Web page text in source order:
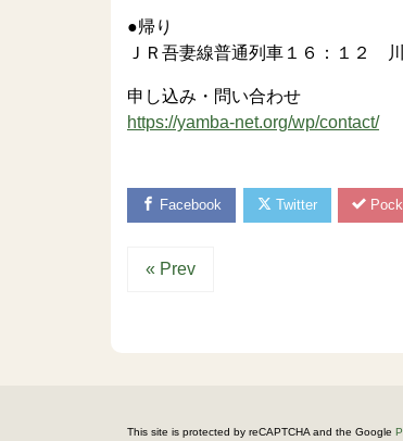
●帰り
ＪＲ吾妻線普通列車１６：１
申し込み・問い合わせ
https://yamba-net.org/wp/contact/
Facebook Twitter
« Prev
This site is protected by reCAPTCHA and the Google